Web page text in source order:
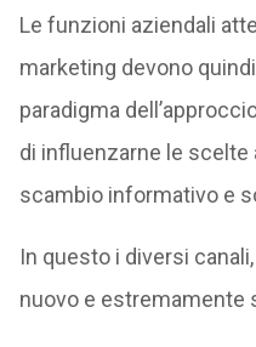
Le funzioni aziendali
marketing devono
paradigma
di influenzarne le scelte
scambio informativo e
In questo i diversi
nuovo e estremamente